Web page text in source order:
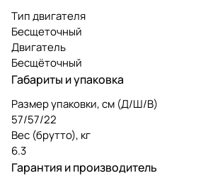
Тип двигателя
Бесщеточный
Двигатель
Бесщёточный
Габариты и упаковка
Размер упаковки, см (Д/Ш/В)
57/57/22
Вес (брутто), кг
6.3
Гарантия и производитель